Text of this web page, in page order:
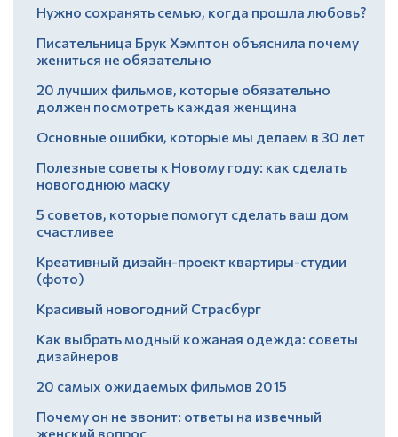
Нужно сохранять семью, когда прошла любовь?
Писательница Брук Хэмптон объяснила почему
жениться не обязательно
20 лучших фильмов, которые обязательно
должен посмотреть каждая женщина
Основные ошибки, которые мы делаем в 30 лет
Полезные советы к Новому году: как сделать
новогоднюю маску
5 советов, которые помогут сделать ваш дом
счастливее
Креативный дизайн-проект квартиры-студии
(фото)
Красивый новогодний Страсбург
Как выбрать модный кожаная одежда: советы
дизайнеров
20 самых ожидаемых фильмов 2015
Почему он не звонит: ответы на извечный
женский вопрос